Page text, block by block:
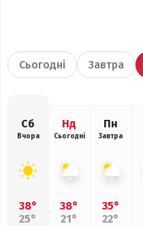
Сьогодні Завтра
Сб
Вчора
38°
25°
Нд
Сьогодні
38°
21°
Пн
Завтра
35°
22°